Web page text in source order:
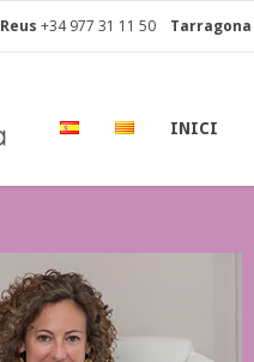
Reus +34 977 31 11 50 Tarragona
INICI